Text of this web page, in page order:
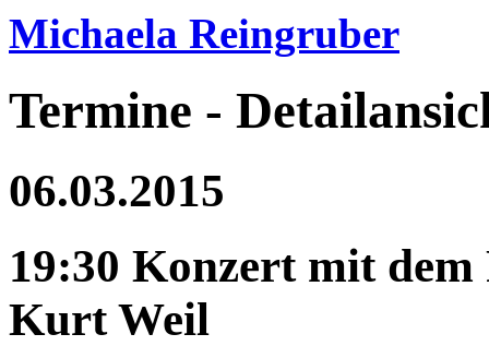
Michaela Reingruber
Termine -
06.03.2015
19:30 Konzert mit
Kurt Weil